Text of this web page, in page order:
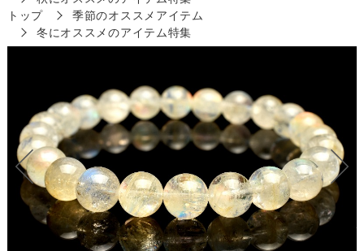
トップ
季節のオススメアイテム
冬にオススメのアイテム特集